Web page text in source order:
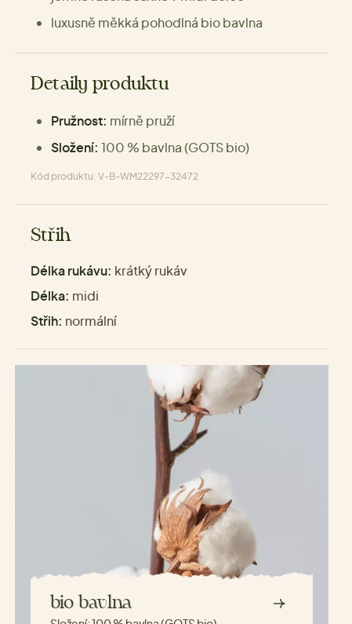
luxusně měkká pohodlná bio bavlna
Detaily produktu
Pružnost: mírně pruží
Složení: 100 % bavlna (GOTS bio)
Kód produktu: V-B-WM22297-32472
Střih
Délka rukávu: krátký rukáv
Délka: midi
Střih: normální
bio bavlna